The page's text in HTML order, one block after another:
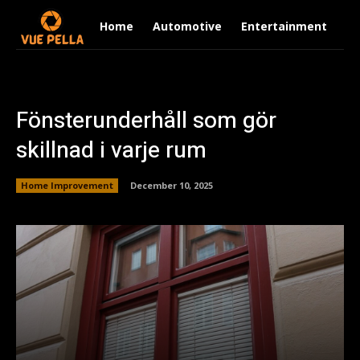
Home Automotive Entertainment
Fönsterunderhåll som gör
skillnad i varje rum
Home Improvement December 10, 2025